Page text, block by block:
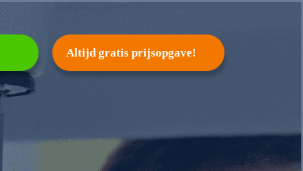
Altijd gratis prijsopgave!